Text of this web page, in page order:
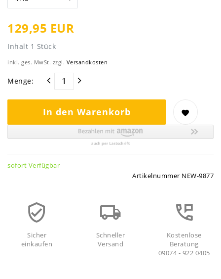
129,95 EUR
Inhalt 1 Stück
inkl. ges. MwSt. zzgl. Versandkosten
Menge:
In den Warenkorb
sofort Verfügbar
Artikelnummer NEW-9877
Sicher
einkaufen
Schneller
Versand
Kostenlose
Beratung
09074 - 922 0405